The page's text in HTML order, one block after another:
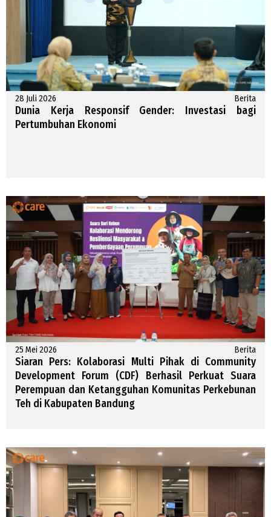
28 Juli 2026 Berita
Dunia Kerja Responsif Gender: Investasi bagi
Pertumbuhan Ekonomi
25 Mei 2026 Berita
Siaran Pers: Kolaborasi Multi Pihak di Community
Development Forum (CDF) Berhasil Perkuat Suara
Perempuan dan Ketangguhan Komunitas Perkebunan
Teh di Kabupaten Bandung